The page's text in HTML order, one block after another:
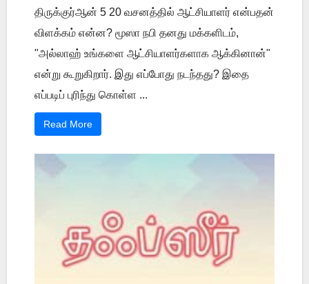
திருக்குர்ஆன் 5 20 வசனத்தில் ஆட்சியாளர் என்பதன்
விளக்கம் என்ன? மூஸா நபி தனது மக்களிடம்,
"அல்லாஹ் உங்களை ஆட்சியாளர்களாக ஆக்கினான்"
என்று கூறுகிறார். இது எப்போது நடந்தது? இதை
எப்படிப் புரிந்து கொள்ள ...
Read More